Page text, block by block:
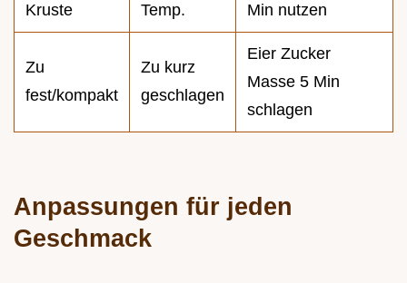
Kruste
Temp.
Min nutzen
Zu
fest/kompakt
Zu kurz
geschlagen
Eier Zucker
Masse 5 Min
schlagen
Anpassungen für jeden
Geschmack